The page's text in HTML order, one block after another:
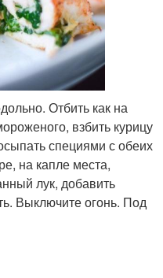
Отбить как на
взбить курицу
специями с обеих
на капле места,
лук, добавить
Выключите огонь. Под